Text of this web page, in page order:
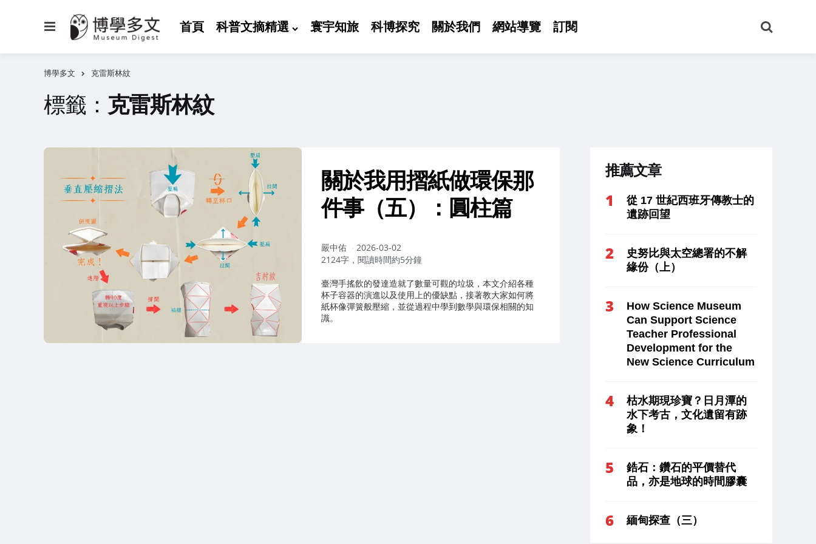
首頁 科普文摘精選 寰宇知旅 科博探究 關於我們 網站導覽 訂閱
尋
博學多文 克雷斯林紋
標籤： 克雷斯林紋
關於我用摺紙做環保那
件事（五）：圓柱篇
作
者：
嚴中佑
2026-03-02
2124字，閱讀時間約5分鐘
臺灣手搖飲的發達造就了數量可觀的垃圾，本文介紹各種
杯子容器的演進以及使用上的優缺點，接著教大家如何將
紙杯像彈簧般壓縮，並從過程中學到數學與環保相關的知
識。
推薦文章
從 17 世紀西班牙傳教士的
遺跡回望
史努比與太空總署的不解
緣份（上）
How Science Museum
Can Support Science
Teacher Professional
Development for the
New Science Curriculum
枯水期現珍寶？日月潭的
水下考古，文化遺留有跡
象！
鋯石：鑽石的平價替代
品，亦是地球的時間膠囊
緬甸探查（三）